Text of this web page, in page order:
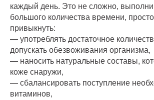
каждый день. Это не сложно,
большого количества времени,
привыкнуть:
— употреблять достаточное
допускать обезвоживания организма,
— наносить натуральные составы,
коже снаружи,
— сбалансировать поступление
витаминов,